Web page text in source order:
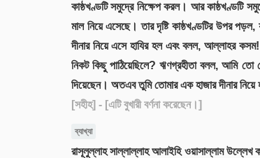
কাষ্ঠখণ্ডটি সমুদ্রে নিক্ষেপ করল। আর কাষ্ঠখণ্ডটি
মাল নিয়ে এসেছে। তার দৃষ্টি কাষ্ঠখণ্ডটির উপর
দীনার নিয়ে এসে হাযির হল এবং বলল, আল্লাহর
নিকট কিছু পাঠিয়েছিলে? ঋণগ্রহীতা বলল, আমি
দিয়েছেন। অতএব তুমি তোমার এক হাজার দীনার
[সহীহ] - [এটি বুখারী বর্ণনা করেছেন।]
ব্যাখ্যা
রাসূলুল্লাহ সাল্লাল্লাহ আলাইহি ওয়াসাল্লাম